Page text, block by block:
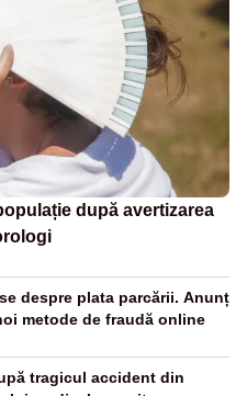
după avertizarea
despre plata parcării. Anunț
metode de fraudă online
tragicul accident din